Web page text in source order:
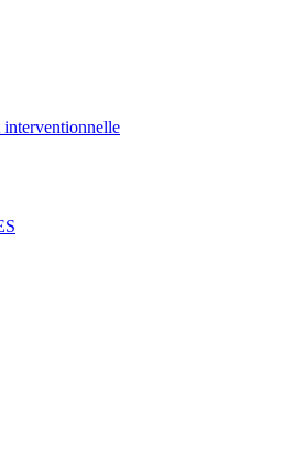
interventionnelle